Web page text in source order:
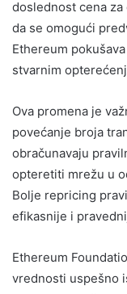
doslednost cena
da se omogući
Ethereum
stvarnim
Ova promena je
povećanje broja
obračunavaju
opteretiti mrežu u
Bolje repricing
efikasnije i
Ethereum
vrednosti uspešno